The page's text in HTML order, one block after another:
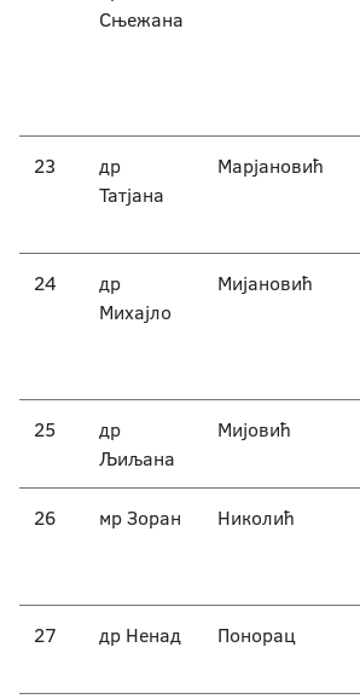
Сњежана
23
др
Татјана
Марјановић
24
др
Михајло
Мијановић
25
др
Љиљана
Мијовић
26 мр Зоран Николић
27 др Ненад Понорац